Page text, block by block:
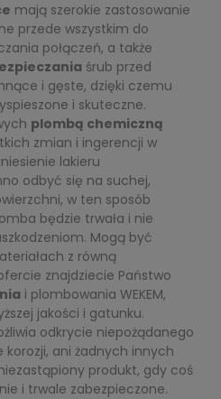
mają szerokie zastosowanie
przede wszystkim do
połączeń, a także
śrub przed
i gęste, dzięki czemu
i skuteczne.
plombą chemiczną
zmian i ingerencji w
lakieru
odbyć się na suchej,
w ten sposób
będzie trwała i nie
Mogą być
z równą
znajdziecie Państwo
i plombowania WEKEM,
jakości i gatunku.
odkrycie niepożądanego
ani żadnych innych
produkt, gdy coś
i trwale zabezpieczone.